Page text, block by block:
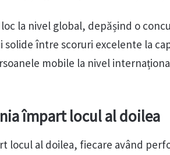
la nivel global, depășind o
solide între scoruri excelente la
mobile la nivel
împart locul al doilea
locul al doilea, fiecare având